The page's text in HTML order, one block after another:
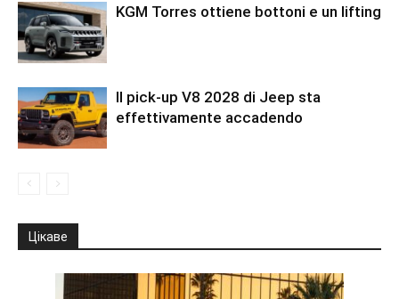
KGM Torres ottiene bottoni e un lifting
Il pick-up V8 2028 di Jeep sta
effettivamente accadendo
Цікаве